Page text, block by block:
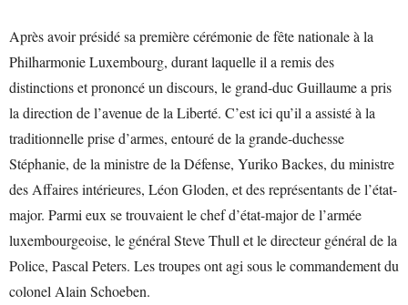
Après avoir présidé sa première cérémonie de fête nationale à la
Philharmonie Luxembourg, durant laquelle il a remis des
distinctions et prononcé un discours, le grand-duc Guillaume a pris
la direction de l’avenue de la Liberté. C’est ici qu’il a assisté à la
traditionnelle prise d’armes, entouré de la grande-duchesse
Stéphanie, de la ministre de la Défense, Yuriko Backes, du ministre
des Affaires intérieures, Léon Gloden, et des représentants de l’état-
major. Parmi eux se trouvaient le chef d’état-major de l’armée
luxembourgeoise, le général Steve Thull et le directeur général de la
Police, Pascal Peters. Les troupes ont agi sous le commandement du
colonel Alain Schoeben.